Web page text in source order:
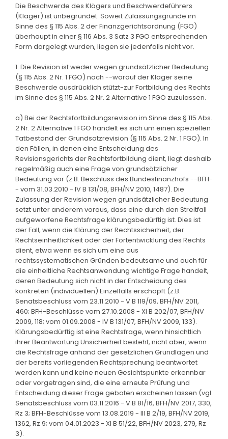
Die Beschwerde des Klägers und Beschwerdeführers
(Kläger) ist unbegründet. Soweit Zulassungsgründe im
Sinne des § 115 Abs. 2 der Finanzgerichtsordnung (FGO)
überhaupt in einer § 116 Abs. 3 Satz 3 FGO entsprechenden
Form dargelegt wurden, liegen sie jedenfalls nicht vor.
1. Die Revision ist weder wegen grundsätzlicher Bedeutung
(§ 115 Abs. 2 Nr. 1 FGO) noch --worauf der Kläger seine
Beschwerde ausdrücklich stützt-zur Fortbildung des Rechts
im Sinne des § 115 Abs. 2 Nr. 2 Alternative 1 FGO zuzulassen.
a) Bei der Rechtsfortbildungsrevision im Sinne des § 115 Abs.
2 Nr. 2 Alternative 1 FGO handelt es sich um einen speziellen
Tatbestand der Grundsatzrevision (§ 115 Abs. 2 Nr. 1 FGO). In
den Fällen, in denen eine Entscheidung des
Revisionsgerichts der Rechtsfortbildung dient, liegt deshalb
regelmäßig auch eine Frage von grundsätzlicher
Bedeutung vor (z.B. Beschluss des Bundesfinanzhofs --BFH-
- vom 31.03.2010 - IV B 131/08, BFH/NV 2010, 1487). Die
Zulassung der Revision wegen grundsätzlicher Bedeutung
setzt unter anderem voraus, dass eine durch den Streitfall
aufgeworfene Rechtsfrage klärungsbedürftig ist. Dies ist
der Fall, wenn die Klärung der Rechtssicherheit, der
Rechtseinheitlichkeit oder der Fortentwicklung des Rechts
dient, etwa wenn es sich um eine aus
rechtssystematischen Gründen bedeutsame und auch für
die einheitliche Rechtsanwendung wichtige Frage handelt,
deren Bedeutung sich nicht in der Entscheidung des
konkreten (individuellen) Einzelfalls erschöpft (z.B.
Senatsbeschluss vom 23.11.2010 - V B 119/09, BFH/NV 2011,
460; BFH-Beschlüsse vom 27.10.2008 - XI B 202/07, BFH/NV
2009, 118; vom 01.09.2008 - IV B 131/07, BFH/NV 2009, 133).
Klärungsbedürftig ist eine Rechtsfrage, wenn hinsichtlich
ihrer Beantwortung Unsicherheit besteht, nicht aber, wenn
die Rechtsfrage anhand der gesetzlichen Grundlagen und
der bereits vorliegenden Rechtsprechung beantwortet
werden kann und keine neuen Gesichtspunkte erkennbar
oder vorgetragen sind, die eine erneute Prüfung und
Entscheidung dieser Frage geboten erscheinen lassen (vgl.
Senatsbeschluss vom 03.11.2016 - V B 81/16, BFH/NV 2017, 330,
Rz 3; BFH-Beschlüsse vom 13.08.2019 - III B 2/19, BFH/NV 2019,
1362, Rz 9; vom 04.01.2023 - XI B 51/22, BFH/NV 2023, 279, Rz
3).